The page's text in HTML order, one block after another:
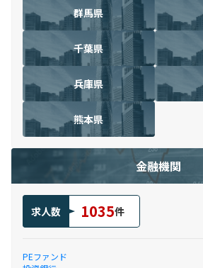
群馬県
千葉県
兵庫県
熊本県
金融機関
求人数 1035件
PEファンド